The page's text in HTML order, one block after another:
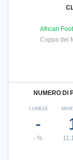
NUMERO DI
LUNEDÌ
-
- %